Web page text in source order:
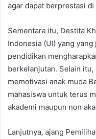
agar dapat berprestasi
Sementara itu, Destita
Indonesia (UI) yang
pendidikan
berkelanjutan. Selain
memotivasi anak muda
mahasiswa untuk terus
akademi maupun non
Lanjutnya, ajang